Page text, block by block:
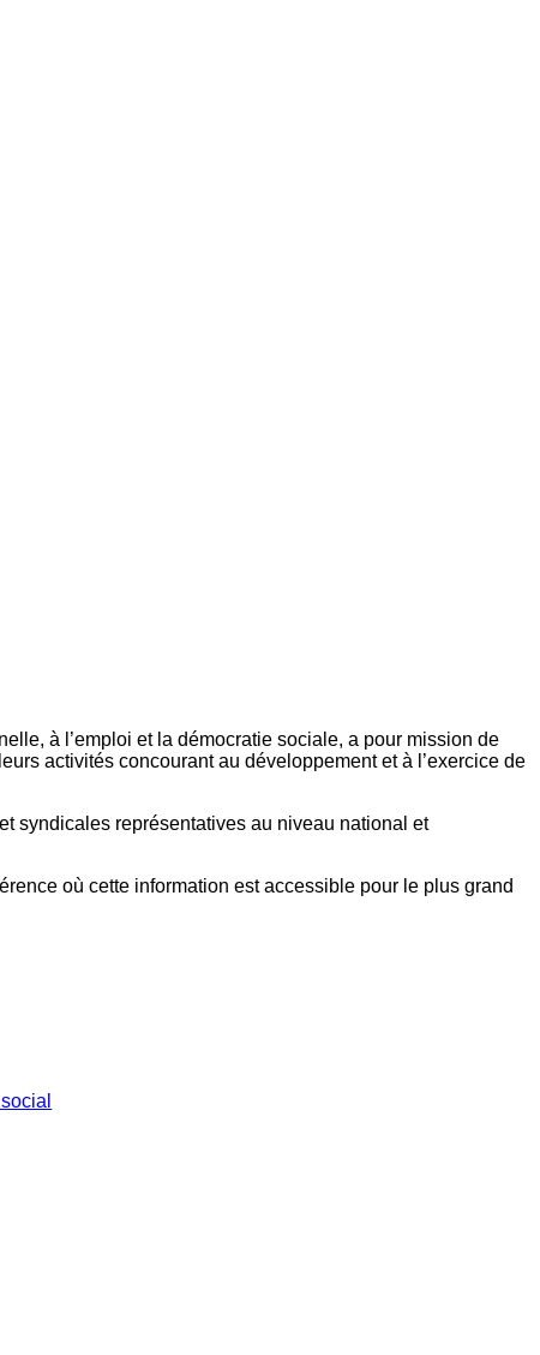
à l’emploi et la démocratie sociale, a pour mission de
activités concourant au développement et à l’exercice de
syndicales représentatives au niveau national et
où cette information est accessible pour le plus grand